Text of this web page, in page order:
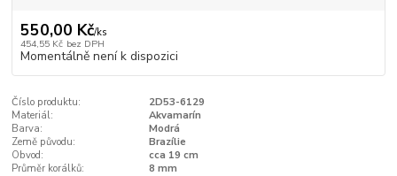
550,00 Kč/ks
454,55 Kč bez DPH
Momentálně není k dispozici
Číslo produktu:
2D53-6129
Materiál:
Akvamarín
Barva:
Modrá
Země původu:
Brazílie
Obvod:
cca 19 cm
Průměr korálků:
8 mm